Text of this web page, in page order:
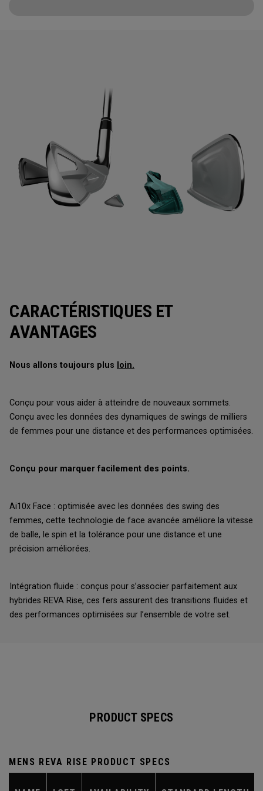
CARACTÉRISTIQUES ET
AVANTAGES
Nous allons toujours plus loin.
Conçu pour vous aider à atteindre de nouveaux sommets.
Conçu avec les données des dynamiques de swings de milliers
de femmes pour une distance et des performances optimisées.
Conçu pour marquer facilement des points.
Ai10x Face : optimisée avec les données des swing des
femmes, cette technologie de face avancée améliore la vitesse
de balle, le spin et la tolérance pour une distance et une
précision améliorées.
Intégration fluide : conçus pour s’associer parfaitement aux
hybrides REVA Rise, ces fers assurent des transitions fluides et
des performances optimisées sur l’ensemble de votre set.
PRODUCT SPECS
MENS REVA RISE PRODUCT SPECS